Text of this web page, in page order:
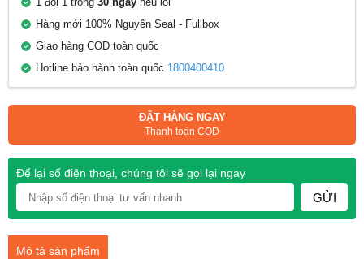
Hàng mới 100% Nguyên Seal - Fullbox
Giao hàng COD toàn quốc
Hotline bảo hành toàn quốc 1800400410
ĐẶT HÀNG NGAY
Thanh toán COD
Để lại số điện thoại, chúng tôi sẽ gọi lại ngay
GỬI
Mô tả sản phẩm